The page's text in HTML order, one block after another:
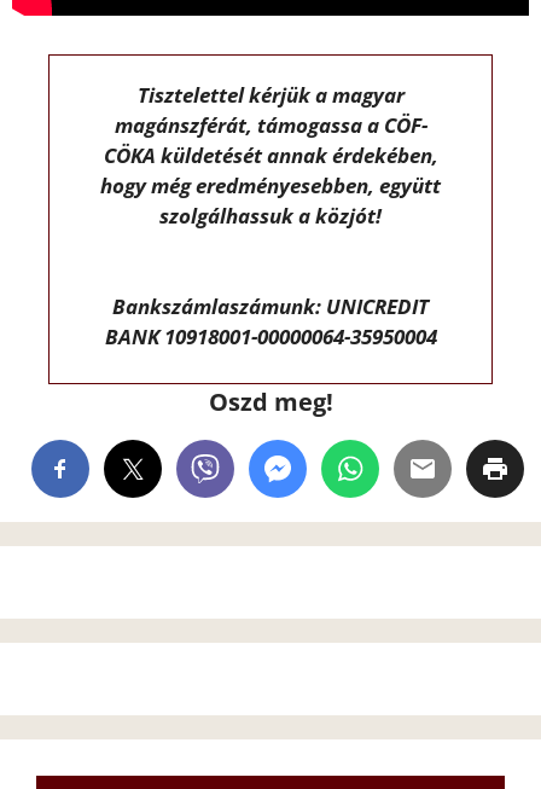
Tisztelettel kérjük a magyar
magánszférát, támogassa a CÖF-
CÖKA küldetését annak érdekében,
hogy még eredményesebben, együtt
szolgálhassuk a közjót!
Bankszámlaszámunk: UNICREDIT
BANK 10918001-00000064-35950004
Oszd meg!